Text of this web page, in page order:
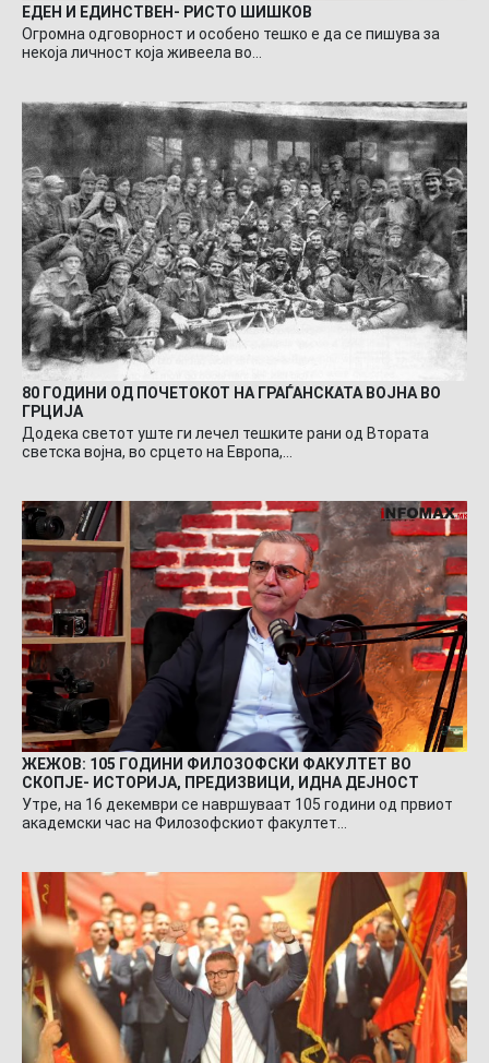
ЕДЕН И ЕДИНСТВЕН- РИСТО ШИШКОВ
Огромна одговорност и особено тешко е да се пишува за
некоја личност која живеела во…
80 ГОДИНИ ОД ПОЧЕТОКОТ НА ГРАЃАНСКАТА ВОЈНА ВО
ГРЦИЈА
Додека светот уште ги лечел тешките рани од Втората
светска војна, во срцето на Европа,…
ЖЕЖОВ: 105 ГОДИНИ ФИЛОЗОФСКИ ФАКУЛТЕТ ВО
СКОПЈЕ- ИСТОРИЈА, ПРЕДИЗВИЦИ, ИДНА ДЕЈНОСТ
Утре, на 16 декември се навршуваат 105 години од првиот
академски час на Филозофскиот факултет…